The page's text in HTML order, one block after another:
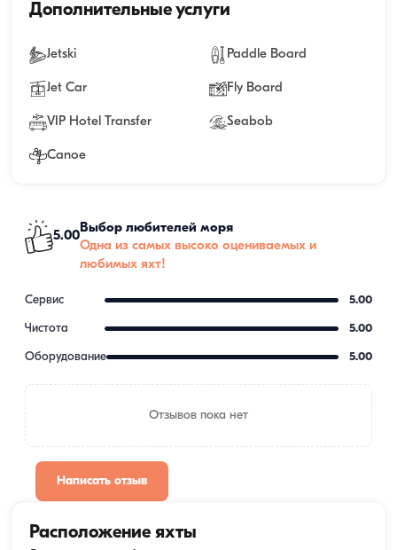
Дополнительные услуги
Jetski Paddle Board
Jet Car Fly Board
VIP Hotel Transfer Seabob
Canoe
5.00
Выбор любителей моря
Одна из самых высоко оцениваемых и
любимых яхт!
Сервис 5.00
Чистота 5.00
Оборудование 5.00
Отзывов пока нет
Написать отзыв
Расположение яхты